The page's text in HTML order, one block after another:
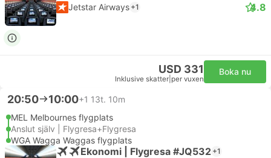
Jetstar Airways +1 4.8
USD 331
Inklusive skatter per vuxen
Boka nu
20:50 10:00+1 13t. 10m
MEL Melbournes flygplats
Anslut själv | Flygresa+Flygresa
WGA Wagga Waggas flygplats
Ekonomi | Flygresa #JQ532 +1